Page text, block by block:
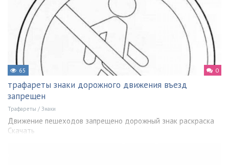
65 0
трафареты знаки дорожного движения въезд
запрещен
Трафареты / Знаки
Движение пешеходов запрещено дорожный знак раскраска
Скачать